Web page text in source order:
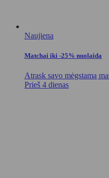
Naujiena
Matchai iki -25% nuolaida
Atrask savo mėgstamą
Prieš 4 dienas